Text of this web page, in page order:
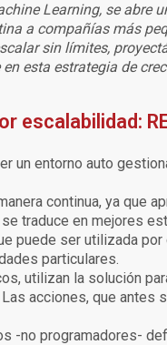
Learning, se abre
a compañías más
sin límites,
esta estrategia de
escalabilidad:
un entorno auto
continua, ya que
traduce en mejores
puede ser utilizada
particulares.
utilizan la solución
acciones, que antes
-no programadores-